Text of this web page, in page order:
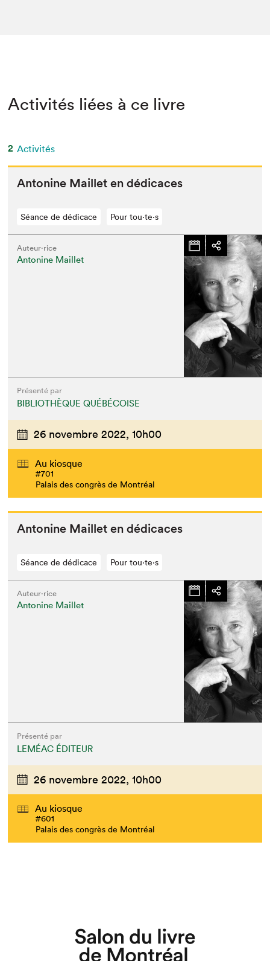
Activités liées à ce livre
2 Activités
Anto­nine Mail­let en dédicaces
Séance de dédicace Pour tou⋅te⋅s
Auteur·rice
Antonine Maillet
Présenté par
BIBLIOTHÈQUE QUÉBÉCOISE
26 novembre 2022, 10h00
Au kiosque
#701
Palais des congrès de Montréal
Anto­nine Mail­let en dédicaces
Séance de dédicace Pour tou⋅te⋅s
Auteur·rice
Antonine Maillet
Présenté par
LEMÉAC ÉDITEUR
26 novembre 2022, 10h00
Au kiosque
#601
Palais des congrès de Montréal